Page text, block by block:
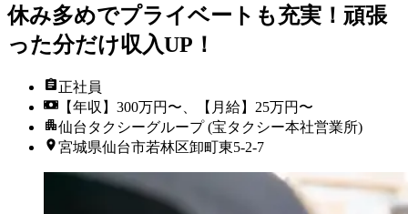
休み多めでプライベートも充実！頑張
った分だけ収入UP！
正社員
【年収】300万円〜、【月給】25万円〜
仙台タクシーグループ (宝タクシー本社営業所)
宮城県仙台市若林区卸町東5-2-7